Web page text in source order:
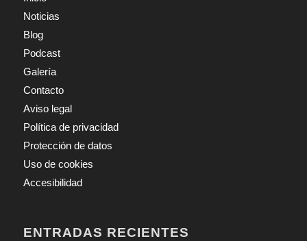
Noticias
Blog
Podcast
Galería
Contacto
Aviso legal
Política de privacidad
Protección de datos
Uso de cookies
Accesibilidad
ENTRADAS RECIENTES